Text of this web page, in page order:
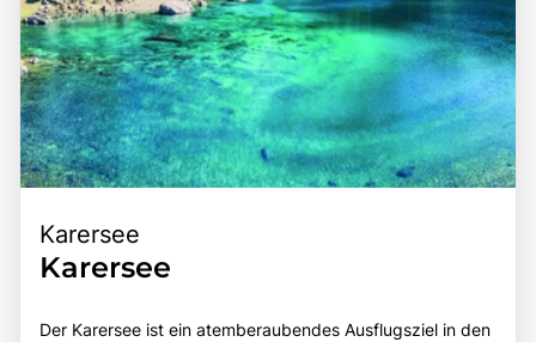
Karersee
Karersee
Der Karersee ist ein atemberaubendes Ausflugsziel in den